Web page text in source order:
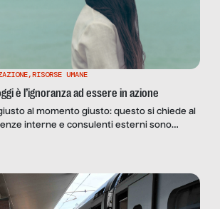
,RISORSE UMANE
è l’ignoranza ad essere in azione
al momento giusto: questo si chiede al
interne e consulenti esterni sono
per tagliare il traguardo proprio in
catena del processo […]